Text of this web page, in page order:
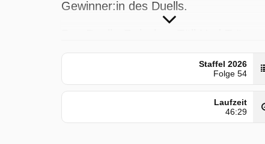
Gewinner:in des Duells.
wurde auf Vox ausgestrahlt am Montag
18 Mai 2026, 16:00 Uhr. Diese Folge
wurde zuerst am Dienstag 5 Mai 2026
Staffel 2026
Folge 54
Laufzeit
46:29